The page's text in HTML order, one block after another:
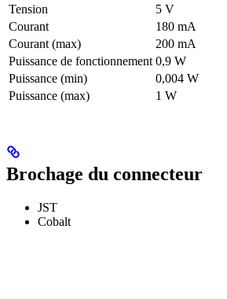
Tension
5 V
Courant
180 mA
Courant (max)
200 mA
Puissance de fonctionnement 0,9 W
Puissance (min)
0,004 W
Puissance (max)
1 W
Brochage du connecteur
JST
Cobalt